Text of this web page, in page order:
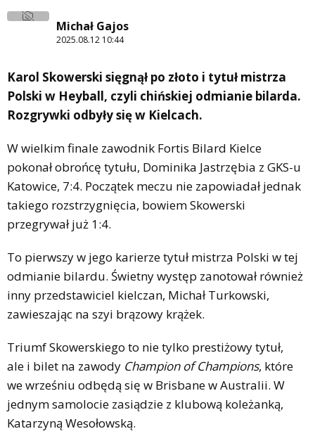
Michał Gajos
2025.08.12 10:44
Karol Skowerski sięgnął po złoto i tytuł mistrza
Polski w Heyball, czyli chińskiej odmianie bilarda.
Rozgrywki odbyły się w Kielcach.
W wielkim finale zawodnik Fortis Bilard Kielce
pokonał obrońcę tytułu, Dominika Jastrzębia z GKS-u
Katowice, 7:4. Początek meczu nie zapowiadał jednak
takiego rozstrzygnięcia, bowiem Skowerski
przegrywał już 1:4.
To pierwszy w jego karierze tytuł mistrza Polski w tej
odmianie bilardu. Świetny występ zanotował również
inny przedstawiciel kielczan, Michał Turkowski,
zawieszając na szyi brązowy krążek.
Triumf Skowerskiego to nie tylko prestiżowy tytuł,
ale i bilet na zawody Champion of Champions, które
we wrześniu odbędą się w Brisbane w Australii. W
jednym samolocie zasiądzie z klubową koleżanką,
Katarzyną Wesołowską.